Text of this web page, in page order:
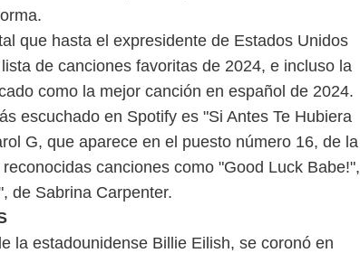
que hasta el expresidente de Estados Unidos
de canciones favoritas de 2024, e incluso la
como la mejor canción en español de 2024.
escuchado en Spotify es "Si Antes Te Hubiera
G, que aparece en el puesto número 16, de la
canciones como "Good Luck Babe!",
de Sabrina Carpenter.
la estadounidense Billie Eilish, se coronó en